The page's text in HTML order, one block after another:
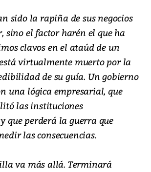
sido la rapiña de sus negocios
sino el factor harén el que ha
clavos en el ataúd de un
virtualmente muerto por la
de su guía. Un gobierno
una lógica empresarial, que
las instituciones
que perderá la guerra que
las consecuencias.
va más allá. Terminará